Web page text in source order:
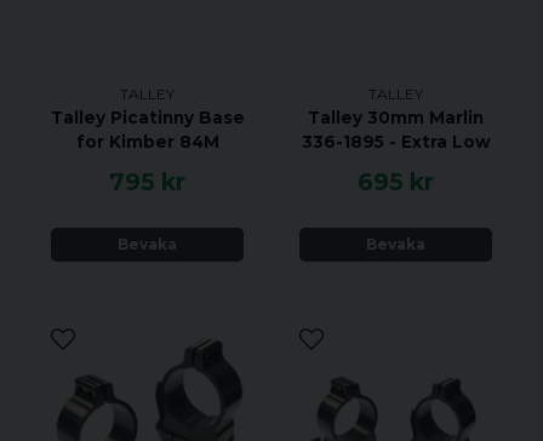
TALLEY
Talley Picatinny Base
for Kimber 84M
795 kr
Bevaka
TALLEY
Talley 30mm Marlin
336-1895 - Extra Low
695 kr
Bevaka